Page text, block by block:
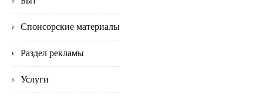
Спонсорские материалы
Раздел рекламы
Услуги